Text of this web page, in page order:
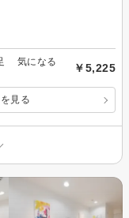
気になる
￥5,225
見る